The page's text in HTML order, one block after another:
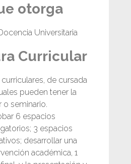
otorga
Universitaria
Curricular
curriculares, de cursada
pueden tener la
o seminario.
6 espacios
3 espacios
desarrollar una
académica, 1